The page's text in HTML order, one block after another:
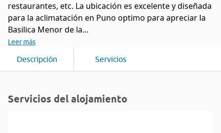
restaurantes, etc. La ubicación es excelente y diseñada
para la aclimatación en Puno optimo para apreciar la
Basilica Menor de la...
Leer más
Descripción Servicios
Servicios del alojamiento